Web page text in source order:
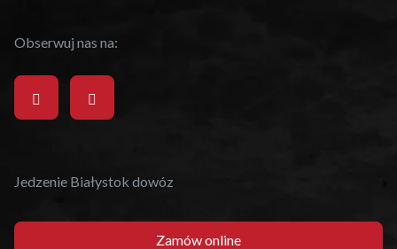
Obserwuj nas na:
Jedzenie Białystok dowóz
Zamów online